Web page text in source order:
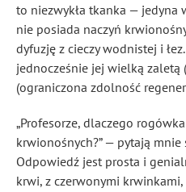
to niezwykła tkanka — jedyna
nie posiada naczyń
dyfuzję z cieczy wodnistej i
jednocześnie jej wielką zaletą
(ograniczona zdolność
„Profesorze, dlaczego
krwionośnych?” — pytają mnie
Odpowiedź jest prosta i
krwi, z czerwonymi